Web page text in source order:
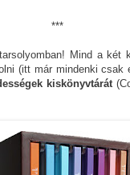
***
Mind a két
(itt már mindenki csak
kiskönyvtárát